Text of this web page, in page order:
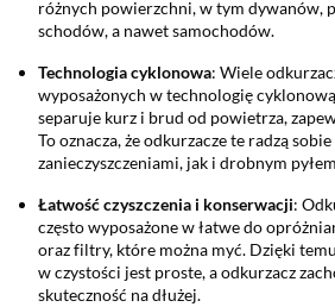
różnych powierzchni, w tym dywanów,
schodów, a nawet samochodów.
Technologia cyklonowa: Wiele
wyposażonych w technologię
separuje kurz i brud od powietrza,
To oznacza, że odkurzacze te radzą
zanieczyszczeniami, jak i drobnym
Łatwość czyszczenia i konserwacji:
często wyposażone w łatwe do
oraz filtry, które można myć. Dzięki
w czystości jest proste, a odkurzacz
skuteczność na dłużej.